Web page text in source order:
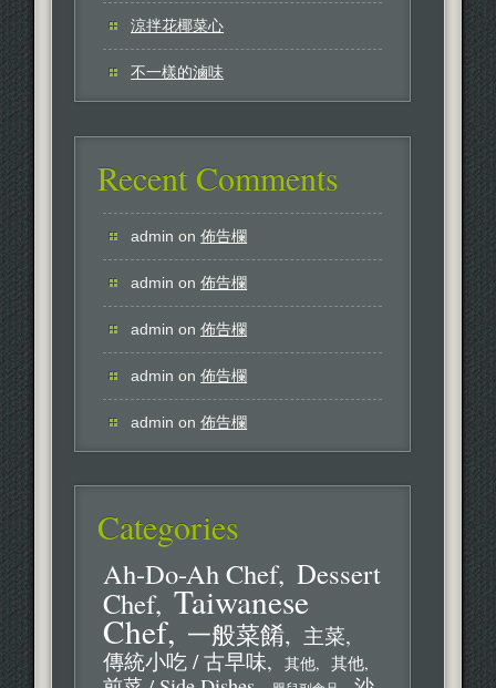
涼拌花椰菜心
不一樣的滷味
Recent Comments
admin on佈告欄
admin on佈告欄
admin on佈告欄
admin on佈告欄
admin on佈告欄
Categories
Ah-Do-Ah Chef Dessert
Chef Taiwanese
Chef 一般菜餚
主菜
傳統小吃 / 古早味
其他 其他